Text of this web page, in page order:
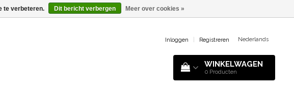
Inloggen Registreren Nederlands
WINKELWAGEN
0 Producten
te verbeteren. Dit bericht verbergen Meer over cookies »